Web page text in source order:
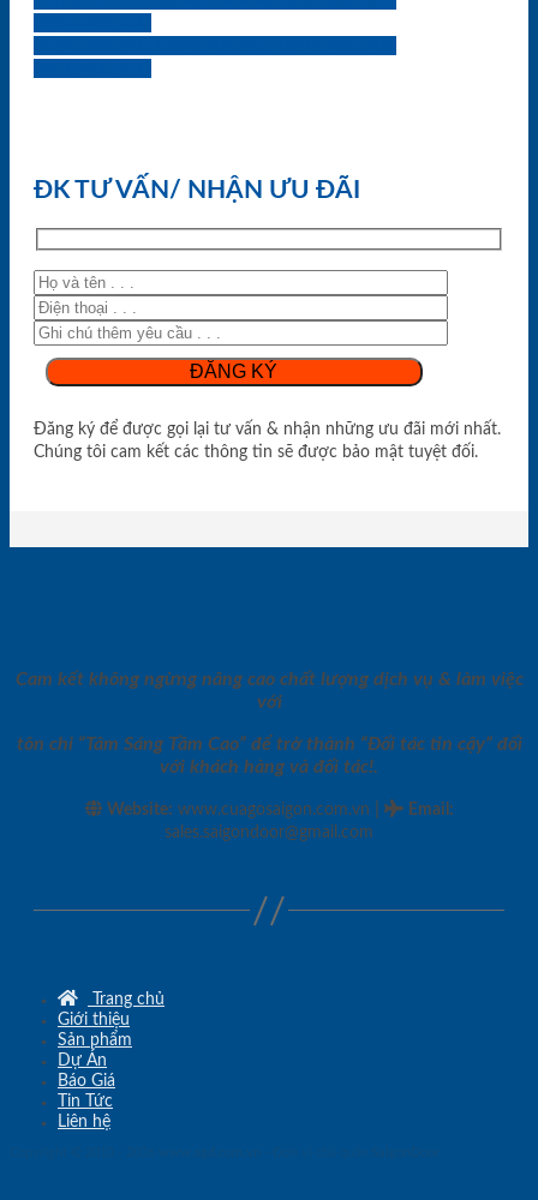
ĐK TƯ VẤN/ NHẬN ƯU ĐÃI
Đăng ký để được gọi lại tư vấn & nhận những ưu đãi mới nhất.
Chúng tôi cam kết các thông tin sẽ được bảo mật tuyệt đối.
Cam kết không ngừng nâng cao chất lượng dịch vụ & làm việc
với
tôn chỉ “Tâm Sáng Tầm Cao” để trở thành “Đối tác tin cậy” đối
với khách hàng và đối tác!.
Website: www.cuagosaigon.com.vn Email :
sales.saigondoor@gmail.com
Trang chủ
Giới thiệu
Sản phẩm
Dự Án
Báo Giá
Tin Tức
Liên hệ